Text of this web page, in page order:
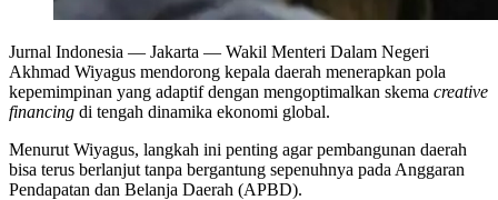
Jurnal Indonesia — Jakarta — Wakil Menteri Dalam Negeri
Akhmad Wiyagus mendorong kepala daerah menerapkan pola
kepemimpinan yang adaptif dengan mengoptimalkan skema creative
financing di tengah dinamika ekonomi global.
Menurut Wiyagus, langkah ini penting agar pembangunan daerah
bisa terus berlanjut tanpa bergantung sepenuhnya pada Anggaran
Pendapatan dan Belanja Daerah (APBD).